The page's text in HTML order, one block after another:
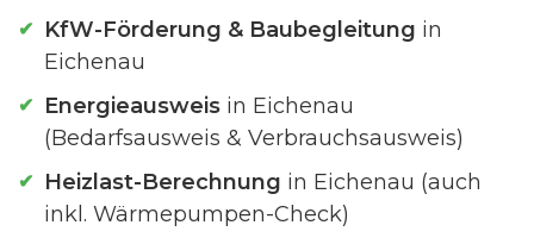
KfW-Förderung & Baubegleitung in
Eichenau
Energieausweis in Eichenau
(Bedarfsausweis & Verbrauchsausweis)
Heizlast-Berechnung in Eichenau (auch
inkl. Wärmepumpen-Check)